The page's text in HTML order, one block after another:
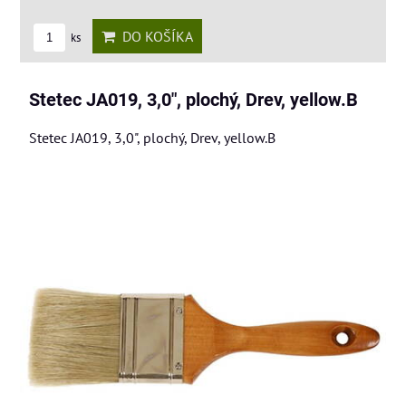
ks DO KOŠÍKA
Stetec JA019, 3,0", plochý, Drev, yellow.B
Stetec JA019, 3,0", plochý, Drev, yellow.B